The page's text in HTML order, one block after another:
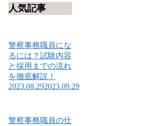
人気記事
警察事務職員にな
るには？試験内容
と採用までの流れ
を徹底解説！
2023.08.292023.09.29
警察事務職員の仕